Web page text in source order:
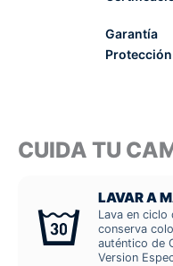
Garantía
CUIDA TU
LAVAR A
Lava en ciclo
conserva
auténtico de
Version